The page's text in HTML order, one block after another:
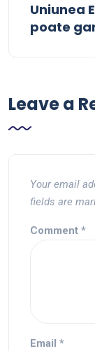
Uniunea
poate
Leave a
Your email
fields are
Comment *
Email *